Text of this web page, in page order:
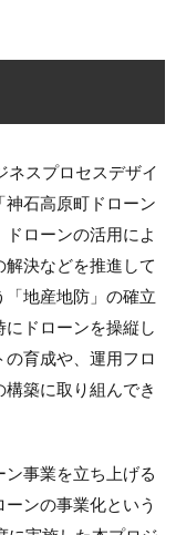
ネスプロセスデザイ
神石高原町ドローン
ローンの活用によ
決などを推進して
地産地防」の確立
ドローンを操縦し
育成や、運用フロ
築に取り組んでき
事業を立ち上げる
ンの事業化という